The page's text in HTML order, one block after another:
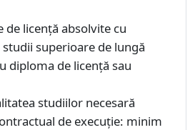
licență absolvite cu
superioare de lungă
diploma de licență sau
studiilor necesară
de execuție: minim